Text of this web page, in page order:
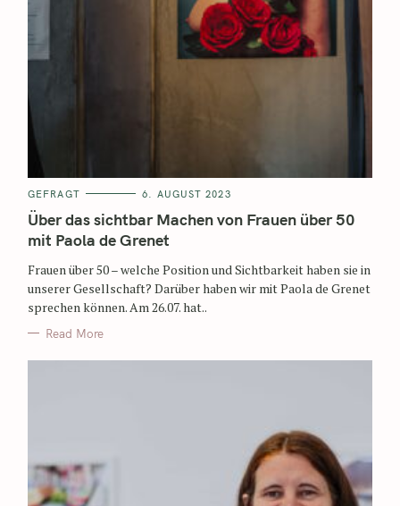
GEFRAGT 6. AUGUST 2023
Über das sichtbar Machen von Frauen über 50
mit Paola de Grenet
Frauen über 50 – welche Position und Sichtbarkeit haben sie in
unserer Gesellschaft? Darüber haben wir mit Paola de Grenet
sprechen können. Am 26.07. hat..
Read More